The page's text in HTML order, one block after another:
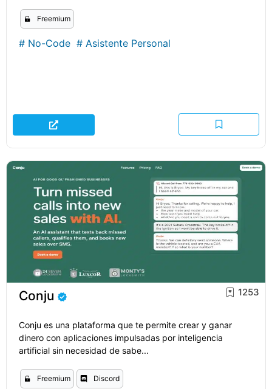
Freemium
# No-Code # Asistente Personal
Conju 1253
Conju es una plataforma que te permite crear y ganar
dinero con aplicaciones impulsadas por inteligencia
artificial sin necesidad de sabe...
Freemium Discord